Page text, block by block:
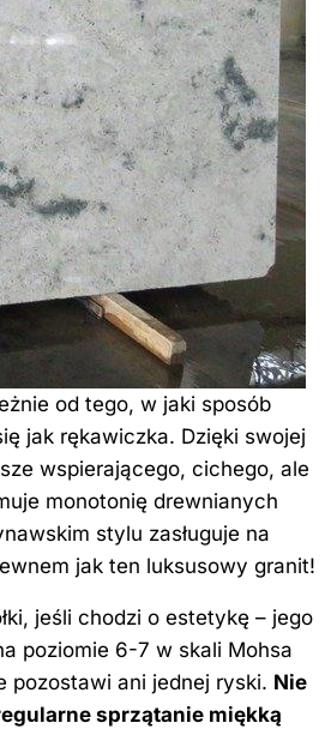
od tego, w jaki sposób
jak rękawiczka. Dzięki swojej
wspierającego, cichego, ale
monotonię drewnianych
stylu zasługuje na
jak ten luksusowy granit!
jeśli chodzi o estetykę – jego
poziomie 6-7 w skali Mohsa
pozostawi ani jednej ryski. Nie
sprzątanie miękką